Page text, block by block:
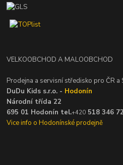
VELKOOBCHOD A MALOOBCHOD
Prodejna a servisní středisko pro ČR a
DuDu Kids s.r.o. - Hodonín
Národní třída 22
695 01 Hodonín tel.+420 518 346
Vice info o Hodonínské prodejně